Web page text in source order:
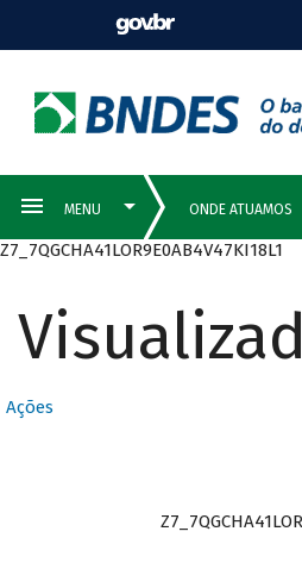
Z7_7QGCHA41LOR9E0AB4V47KI18L1
Ações